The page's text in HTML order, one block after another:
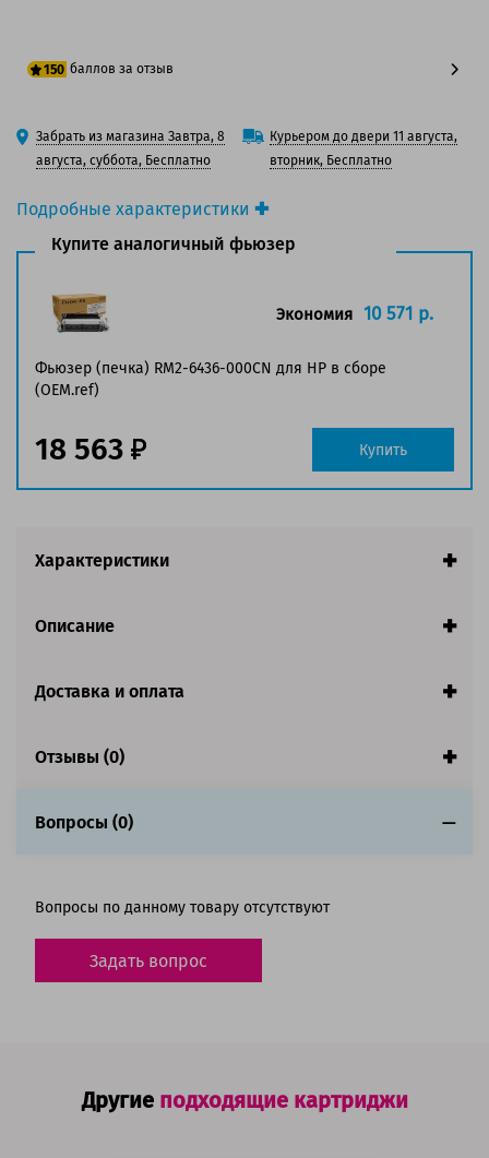
Подробные характеристики
Производитель принтера:HP
Аналог:HP RM2-6435-000CN / RM2-6461-000CN
Ресурс:150 000 страниц
Страна:Китай
Гарантия:
150 баллов за отзыв
125 баллов
150 баллов
Забрать из магазина Завтра, 8
августа, суббота, Бесплатно
Курьером до двери 11 августа,
вторник, Бесплатно
Купите аналогичный фьюзер
Фьюзер (печка) RM2-6436-000CN для HP в сборе
(OEM.ref)
Экономия 10 571 р.
18 563 Купить
Характеристики
Описание
Доставка и оплата
Отзывы (0)
Вопросы (0)
Вопросы по данному товару отсутствуют
Задать вопрос
Другие подходящие картриджи